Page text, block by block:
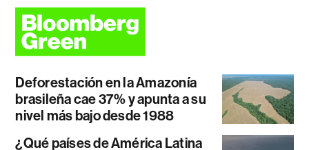
Deforestación en la Amazonía
brasileña cae 37% y apunta a su
nivel más bajo desde 1988
¿Qué países de América Latina